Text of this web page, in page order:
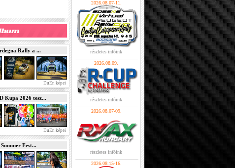
Rally a ...
DuEn képei
Kupa 2026 tesz...
DuEn képei
Fest...
2026.08.07-11.
részletes infóink
2026.08.09.
részletes infóink
2026.08.07-09.
részletes infóink
2026.08.15-16.